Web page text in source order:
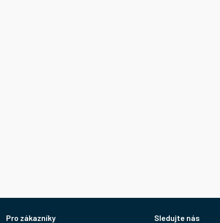
Pro zákazníky Sledujte nás